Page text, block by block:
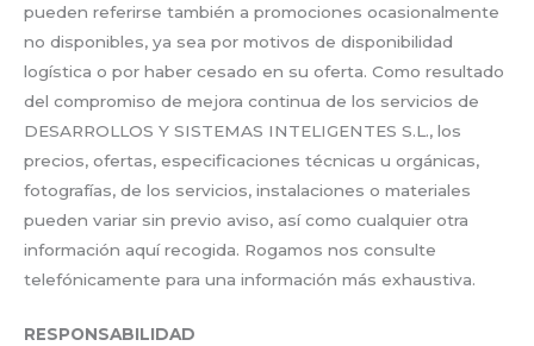
pueden referirse también a promociones ocasionalmente
no disponibles, ya sea por motivos de disponibilidad
logística o por haber cesado en su oferta. Como resultado
del compromiso de mejora continua de los servicios de
DESARROLLOS Y SISTEMAS INTELIGENTES S.L., los
precios, ofertas, especificaciones técnicas u orgánicas,
fotografías, de los servicios, instalaciones o materiales
pueden variar sin previo aviso, así como cualquier otra
información aquí recogida. Rogamos nos consulte
telefónicamente para una información más exhaustiva.
RESPONSABILIDAD